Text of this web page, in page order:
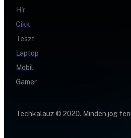
Hír
Cikk
Teszt
Laptop
Mobil
Gamer
Techkalauz © 2020. Minden jog